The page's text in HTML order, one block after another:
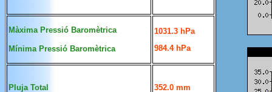
Màxima Pressió Baromètrica
Mínima Pressió Baromètrica
1031.3 hPa
984.4 hPa
Pluja Total 352.0 mm